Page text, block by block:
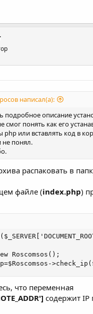
написал(а):
подробное описание
смог понять как его
php или вставлять код в
не понял.
распаковать в
файле (index.php)
Roscomsos();
что переменная
содержит IP